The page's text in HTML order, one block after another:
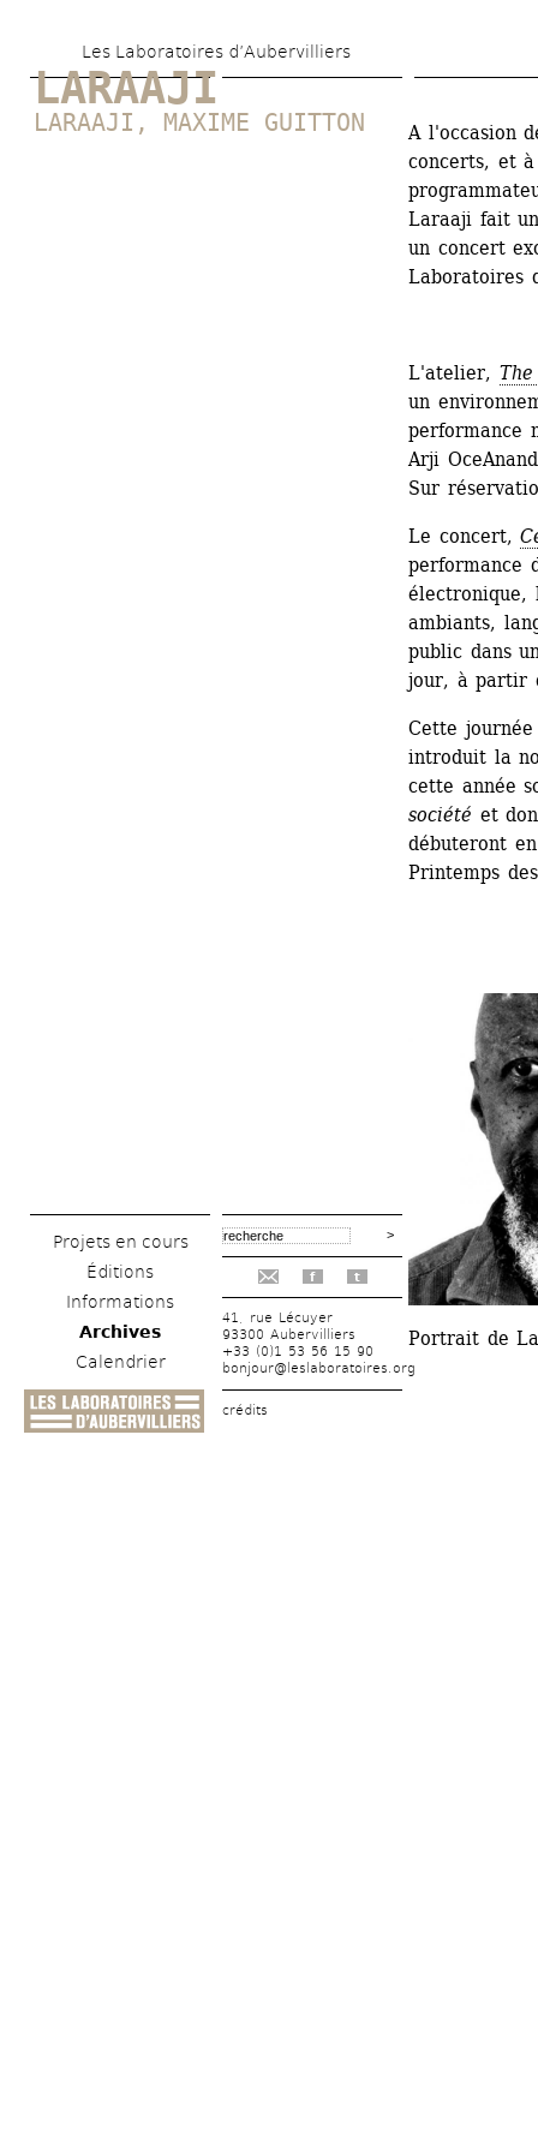
au
contenu
principal
Les Laboratoires d’Aubervilliers
LARAAJI
LARAAJI , MAXIME GUITTON
Projets en cours
Éditions
Informations
Archives
Calendrier
f t
41, rue Lécuyer
93300 Aubervilliers
+33 (0)1 53 56 15 90
bonjour@leslaboratoires.org
crédits
A l'occasion
concerts, et
Laraaji fait
un concert
Laboratoires
L'atelier,
un
performance
Arji
Sur
Le concert,
performance
électronique,
ambiants,
public dans
jour, à partir
Cette
introduit la
cette année
société et
débuteront
Printemps
Portrait de